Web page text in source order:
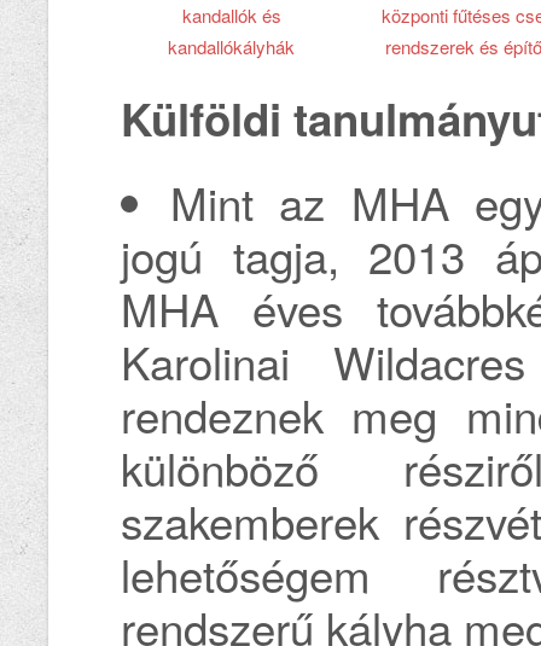
kandallók és
kandallókályhák
központi fűtéses
rendszerek és
Külföldi
Mint az MHA
jogú tagja, 2013
MHA éves
Karolinai
rendeznek meg
különböző
szakemberek
lehetőségem
rendszerű kályha